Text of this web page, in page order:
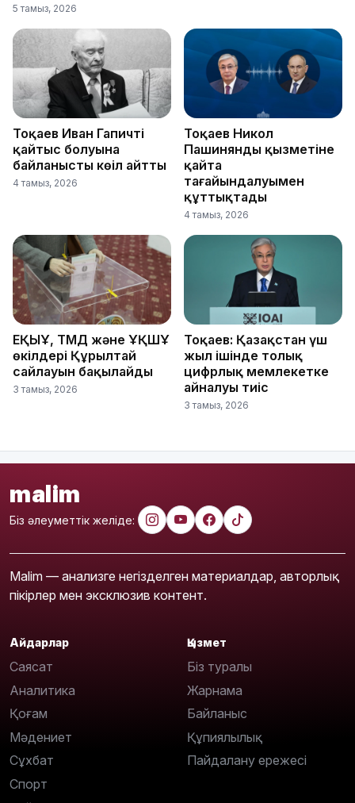
5 тамыз, 2026
Тоқаев Иван Гапичтің
қайтыс болуына
байланысты көңіл айтты
4 тамыз, 2026
Тоқаев Никол
Пашинянды қызметіне
қайта
тағайындалуымен
құттықтады
4 тамыз, 2026
ЕҚЫҰ, ТМД және ҰҚШҰ
өкілдері Құрылтай
сайлауын бақылайды
3 тамыз, 2026
Тоқаев: Қазақстан үш
жыл ішінде толық
цифрлық мемлекетке
айналуы тиіс
3 тамыз, 2026
malim
Біз әлеуметтік желіде:
Malim — анализге негізделген материалдар, авторлық
пікірлер мен эксклюзив контент.
Айдарлар
Саясат
Аналитика
Қоғам
Мәдениет
Сұхбат
Спорт
Қызмет
Біз туралы
Жарнама
Байланыс
Құпиялылық
Пайдалану ережесі